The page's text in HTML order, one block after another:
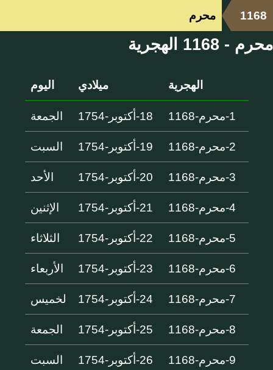
1168 محرم
محرم - 1168 الهجرية
الهجرية ميلادي اليوم
1-محرم-1168 18-أكتوبر-1754 الجمعة
2-محرم-1168 19-أكتوبر-1754 السبت
3-محرم-1168 20-أكتوبر-1754 الأحد
4-محرم-1168 21-أكتوبر-1754 الإثنين
5-محرم-1168 22-أكتوبر-1754 الثلاثاء
6-محرم-1168 23-أكتوبر-1754 الأربعاء
7-محرم-1168 24-أكتوبر-1754 لخميس
8-محرم-1168 25-أكتوبر-1754 الجمعة
9-محرم-1168 26-أكتوبر-1754 السبت